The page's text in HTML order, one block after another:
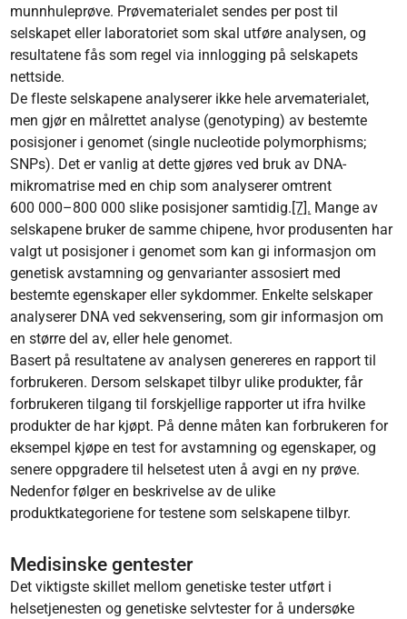
munnhuleprøve. Prøvematerialet sendes per post til
selskapet eller laboratoriet som skal utføre analysen, og
resultatene fås som regel via innlogging på selskapets
nettside.
De fleste selskapene analyserer ikke hele arvematerialet,
men gjør en målrettet analyse (genotyping) av bestemte
posisjoner i genomet (single nucleotide polymorphisms;
SNPs). Det er vanlig at dette gjøres ved bruk av DNA-
mikromatrise med en chip som analyserer omtrent
600 000–800 000 slike posisjoner samtidig. [7]. Mange av
selskapene bruker de samme chipene, hvor produsenten har
valgt ut posisjoner i genomet som kan gi informasjon om
genetisk avstamning og genvarianter assosiert med
bestemte egenskaper eller sykdommer. Enkelte selskaper
analyserer DNA ved sekvensering, som gir informasjon om
en større del av, eller hele genomet.
Basert på resultatene av analysen genereres en rapport til
forbrukeren. Dersom selskapet tilbyr ulike produkter, får
forbrukeren tilgang til forskjellige rapporter ut ifra hvilke
produkter de har kjøpt. På denne måten kan forbrukeren for
eksempel kjøpe en test for avstamning og egenskaper, og
senere oppgradere til helsetest uten å avgi en ny prøve.
Nedenfor følger en beskrivelse av de ulike
produktkategoriene for testene som selskapene tilbyr.
Medisinske gentester
Det viktigste skillet mellom genetiske tester utført i
helsetjenesten og genetiske selvtester for å undersøke